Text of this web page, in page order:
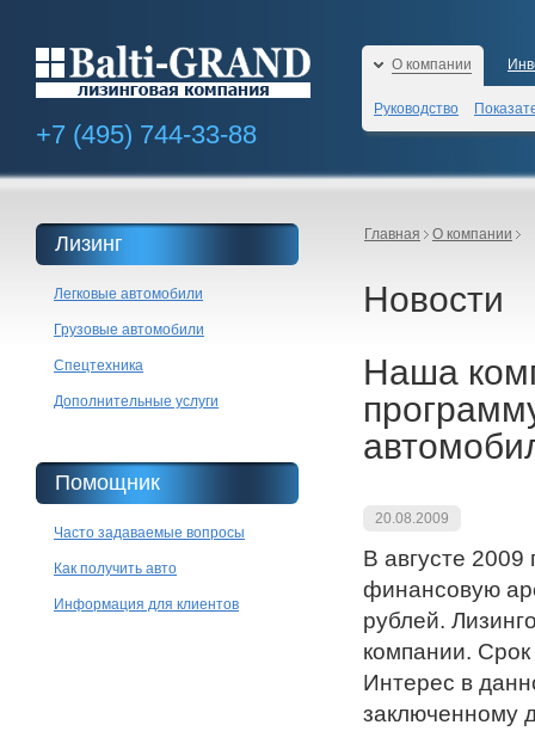
О компании
Руководство
+7 (495) 744-33-88
Главная О компании
Новости
Наша
20.08.2009
В августе
финансовую
рублей.
компании. Срок
Интерес в
заключенному
Лизинг
Легковые автомобили
Грузовые автомобили
Спецтехника
Дополнительные услуги
Помощник
Часто задаваемые вопросы
Как получить авто
Информация для клиентов